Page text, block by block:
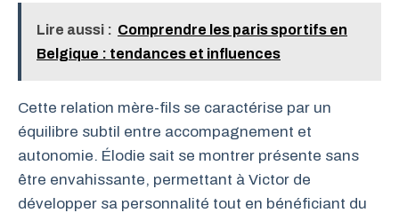
Lire aussi : Comprendre les paris sportifs en
Belgique : tendances et influences
Cette relation mère-fils se caractérise par un
équilibre subtil entre accompagnement et
autonomie. Élodie sait se montrer présente sans
être envahissante, permettant à Victor de
développer sa personnalité tout en bénéficiant du